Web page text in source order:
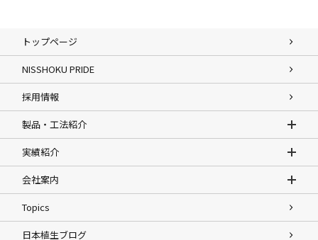
トップページ
NISSHOKU PRIDE
採用情報
製品・工法紹介
実績紹介
会社案内
Topics
日本植生ブログ